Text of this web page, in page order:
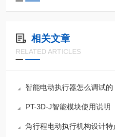
相关文章
RELATED ARTICLES
智能电动执行器怎么调试的
PT-3D-J智能模块使用说明
角行程电动执行机构设计特